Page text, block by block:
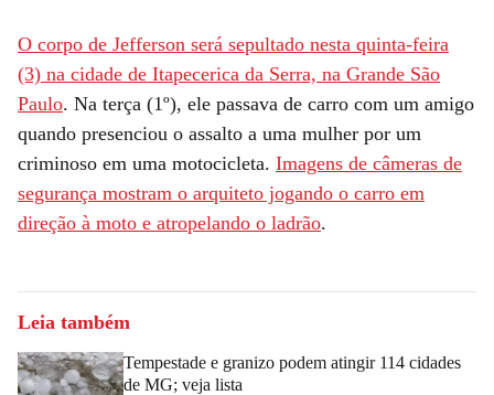
O corpo de Jefferson será sepultado nesta quinta-feira
(3) na cidade de Itapecerica da Serra, na Grande São
Paulo. Na terça (1º), ele passava de carro com um amigo
quando presenciou o assalto a uma mulher por um
criminoso em uma motocicleta. Imagens de câmeras de
segurança mostram o arquiteto jogando o carro em
direção à moto e atropelando o ladrão.
Leia também
Tempestade e granizo podem atingir 114 cidades
de MG; veja lista